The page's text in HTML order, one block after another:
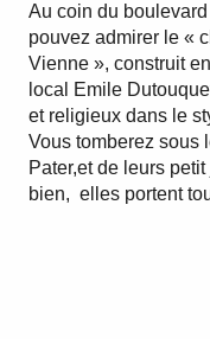
Au coin du
pouvez admirer le «
Vienne », construit
local Emile
et religieux dans le
Vous tomberez sous
Pater,et de leurs
bien, elles portent